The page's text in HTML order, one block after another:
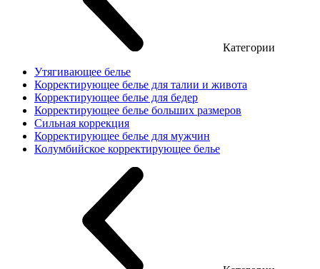
Категории
Утягивающее белье
Корректирующее белье для талии и живота
Корректирующее белье для бедер
Корректирующее белье больших размеров
Сильная коррекция
Корректирующее белье для мужчин
Колумбийское корректирующее белье